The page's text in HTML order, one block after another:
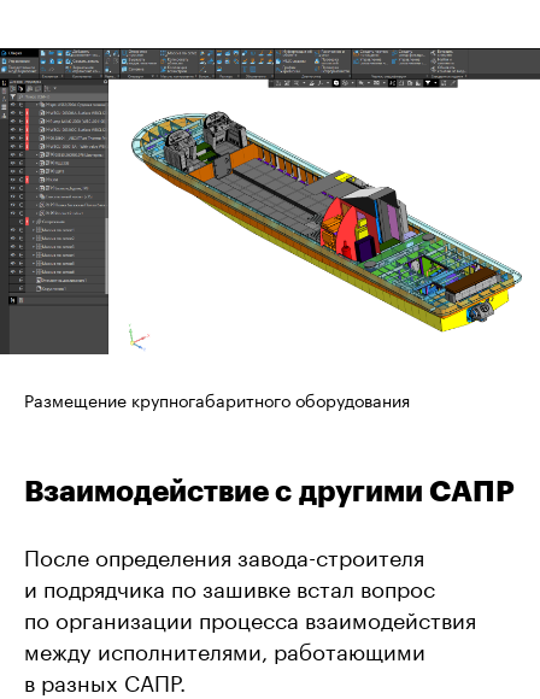
Размещение крупногабаритного оборудования
Взаимодействие с другими САПР
После определения завода-строителя
и подрядчика по зашивке встал вопрос
по организации процесса взаимодействия
между исполнителями, работающими
в разных САПР.